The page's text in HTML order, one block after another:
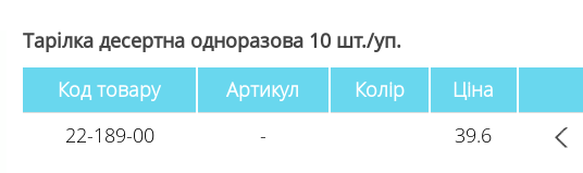
Тарілка десертна одноразова 10 шт./уп.
Код товару
Артикул Колір Ціна
22-189-00
- 39.6